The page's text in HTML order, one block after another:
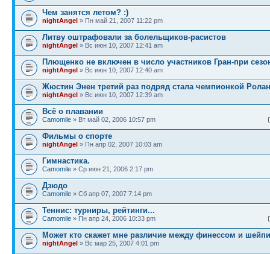
Чем занятся летом? :)
nightAngel » Пн май 21, 2007 11:22 pm
Литву оштрафовали за болельщиков-расистов
nightAngel » Вс июн 10, 2007 12:41 am
Плющенко не включен в число участников Гран-при
nightAngel » Вс июн 10, 2007 12:40 am
Жюстин Энен третий раз подряд стала чемпионкой
nightAngel » Вс июн 10, 2007 12:39 am
Всё о плавании
Camomile » Вт май 02, 2006 10:57 pm
Фильмы о спорте
nightAngel » Пн апр 02, 2007 10:03 am
Гимнастика.
Camomile » Ср июн 21, 2006 2:17 pm
Дзюдо
Camomile » Сб апр 07, 2007 7:14 pm
Теннис: турниры, рейтинги...
Camomile » Пн апр 24, 2006 10:33 pm
Может кто скажет мне различие между финессом и
nightAngel » Вс мар 25, 2007 4:01 pm